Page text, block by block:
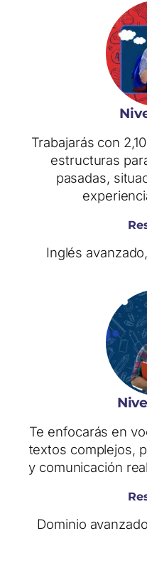
Trabajarás con
estructuras
pasadas,
Inglés
Te enfocarás en
textos complejos,
y comunicación
Dominio